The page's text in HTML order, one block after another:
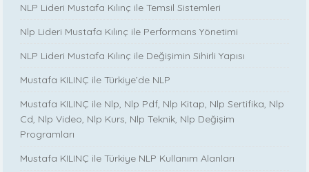
NLP Lideri Mustafa Kılınç ile Temsil Sistemleri
Nlp Lideri Mustafa Kılınç ile Performans Yönetimi
NLP Lideri Mustafa Kılınç ile Değişimin Sihirli Yapısı
Mustafa KILINÇ ile Türkiye’de NLP
Mustafa KILINÇ ile Nlp, Nlp Pdf, Nlp Kitap, Nlp Sertifika, Nlp
Cd, Nlp Video, Nlp Kurs, Nlp Teknik, Nlp Değişim
Programları
Mustafa KILINÇ ile Türkiye NLP Kullanım Alanları